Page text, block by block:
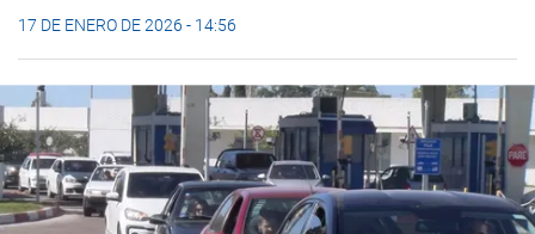
17 DE ENERO DE 2026 - 14:56